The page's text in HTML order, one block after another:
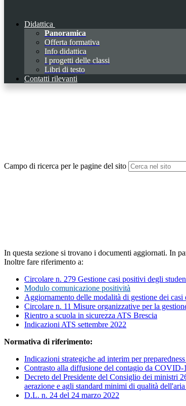
Didattica
Panoramica
Offerta formativa
Info didattica
I progetti delle classi
Libri di testo
Contatti rilevanti
Campo di ricerca per le pagine del sito
In questa sezione si trovano i documenti aggiornati. In
Inoltre fare riferimento a:
Circolare n. 279 Gestione casi positivi degli
Modulo comunicazione positività
Aggiornamento delle modalità di gestione dei
Circolare n. 11 Misure organizzative per la
Rientro a scuola in sicurezza ATS Brescia
Indicazioni ATS settembre 2022
Normativa di riferimento:
Indicazioni strategiche ad interim per
Contrasto alla diffusione del contagio da
Decreto del Presidente del Consiglio dei ministri
aerazione e agli standard minimi di qualità
D.L. n. 24 del 24 marzo 2022